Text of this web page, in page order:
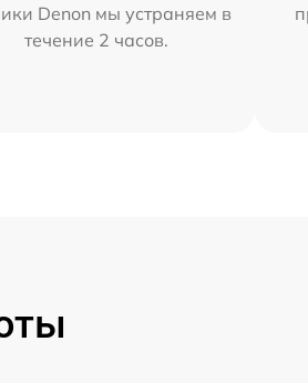
Denon мы устраняем в
течение 2 часов.